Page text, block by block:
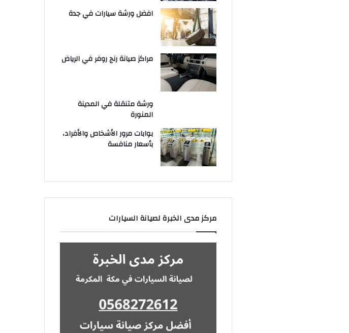
افضل ورشة سيارات في جدة
مراكز صيانة رنج روفر في الرياض
ورشة متنقلة في المدينة
المنورة
بوابات مرور الأشخاص والأفراد،
بأسعار منافسة
مركز مدى الخبرة لصيانة السيارات